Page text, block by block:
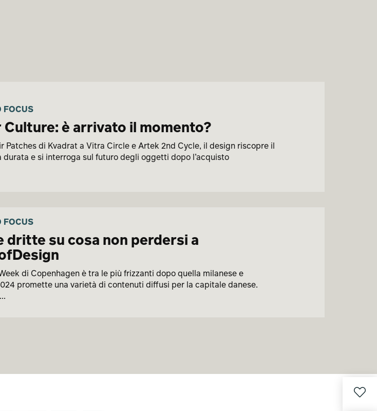
FOCUS
Culture: è arrivato il momento?
Patches di Kvadrat a Vitra Circle e Artek 2nd Cycle, il design riscopre il
durata e si interroga sul futuro degli oggetti dopo l’acquisto
FOCUS
dritte su cosa non perdersi a
di Copenhagen è tra le più frizzanti dopo quella milanese e
promette una varietà di contenuti diffusi per la capitale danese.